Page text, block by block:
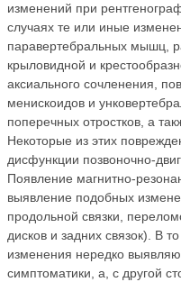
изменений при
случаях те или иные
паравертебральных мышц,
крыловидной и
аксиального сочленения,
менискоидов и
поперечных отростков, а
Некоторые из этих
дисфункции позвоночно-
Появление магнитно-
выявление подобных
продольной связки,
дисков и задних связок). В
изменения нередко
симптоматики, а, с другой